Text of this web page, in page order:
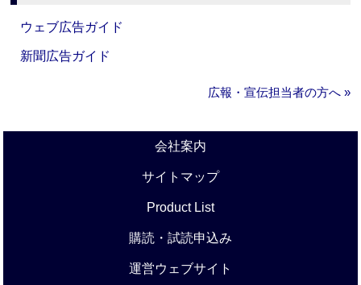
ウェブ広告ガイド
新聞広告ガイド
広報・宣伝担当者の方へ »
会社案内
サイトマップ
Product List
購読・試読申込み
運営ウェブサイト